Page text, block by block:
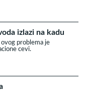
izlazi na kadu
ovog problema je
cevi.